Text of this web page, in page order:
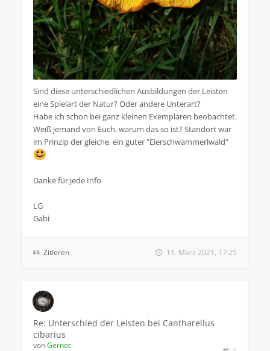
Sind diese unterschiedlichen Ausbildungen der Leisten
eine Spielart der Natur? Oder andere Unterart?
Habe ich schon bei ganz kleinen Exemplaren beobachtet.
Weiß jemand von Euch, warum das so ist? Standort war
im Prinzip der gleiche, ein guter "Eierschwammerlwald"
Danke für jede Info
LG
Gabi
Zitieren 11. März 2021, 17:25
Re: Unterschied der Leisten bei Cantharellus
cibarius
vonGernot